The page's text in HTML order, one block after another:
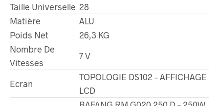
Taille Universelle 28
Matière
ALU
Poids Net
26,3 KG
Nombre De
Vitesses
7 V
Ecran
TOPOLOGIE DS102 – AFFICHAGE
LCD